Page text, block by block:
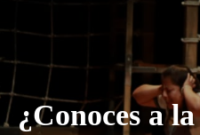
¿Conoces a